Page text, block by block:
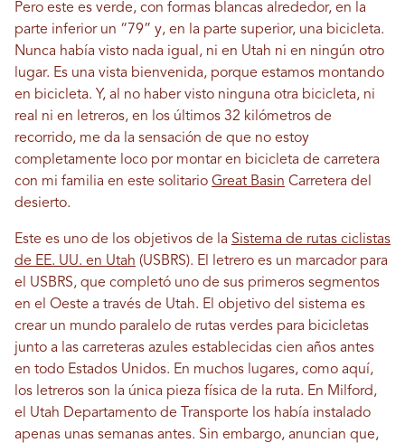
Pero este es verde, con formas blancas alrededor, en la
parte inferior un “79” y, en la parte superior, una bicicleta.
Nunca había visto nada igual, ni en Utah ni en ningún otro
lugar. Es una vista bienvenida, porque estamos montando
en bicicleta. Y, al no haber visto ninguna otra bicicleta, ni
real ni en letreros, en los últimos 32 kilómetros de
recorrido, me da la sensación de que no estoy
completamente loco por montar en bicicleta de carretera
con mi familia en este solitario Great Basin Carretera del
desierto.
Este es uno de los objetivos de la Sistema de rutas ciclistas
de EE. UU. en Utah (USBRS). El letrero es un marcador para
el USBRS, que completó uno de sus primeros segmentos
en el Oeste a través de Utah. El objetivo del sistema es
crear un mundo paralelo de rutas verdes para bicicletas
junto a las carreteras azules establecidas cien años antes
en todo Estados Unidos. En muchos lugares, como aquí,
los letreros son la única pieza física de la ruta. En Milford,
el Utah Departamento de Transporte los había instalado
apenas unas semanas antes. Sin embargo, anuncian que,